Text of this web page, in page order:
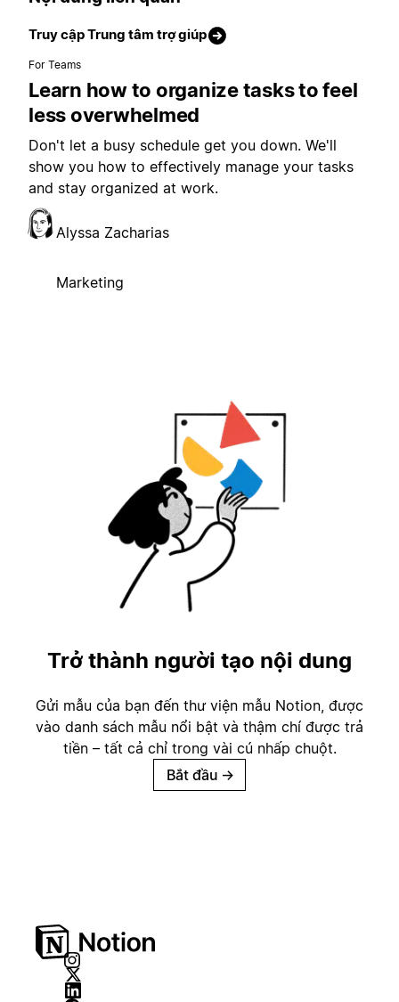
Truy cập Trung tâm trợ giúp
For Teams
Learn how to organize tasks to feel
less overwhelmed
Don't let a busy schedule get you down. We'll
show you how to effectively manage your tasks
and stay organized at work.
Alyssa Zacharias
Marketing
Trở thành người tạo nội dung
Gửi mẫu của bạn đến thư viện mẫu Notion, được
vào danh sách mẫu nổi bật và thậm chí được trả
tiền – tất cả chỉ trong vài cú nhấp chuột.
Bắt đầu →